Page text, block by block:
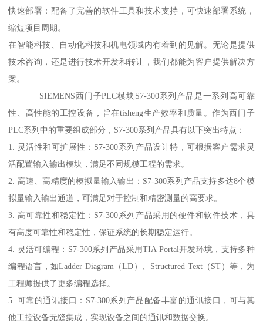
快速部署：配备了完善的软件工具和技术支持，可快速部署系统，
缩短项目周期。
在智能科技、自动化科技和机电领域内有着到的见解。无论是提供
技术咨询，还是进行技术开发和转让，我们都能为客户提供解决方
案。
SIEMENS西门子PLC模块S7-300系列产品是一系列高可靠
性、高性能的工控设备，旨在tisheng生产效率和质量。作为西门子
PLC系列中的重要组成部分，S7-300系列产品具有以下突出特点：
1. 灵活性和可扩展性：S7-300系列产品设计特，可根据客户需求灵
活配置输入输出模块，满足不同规模工程的需求。
2. 高速、高精度的模拟量输入输出：S7-300系列产品支持多达8个模
拟量输入输出通道，可满足对于控制和精密测量的高要求。
3. 高可靠性和稳定性：S7-300系列产品采用的硬件和软件技术，具
有高度可靠性和稳定性，保证系统的长期稳定运行。
4. 灵活可编程：S7-300系列产品采用TIA Portal开发环境，支持多种
编程语言，如Ladder Diagram（LD）、Structured Text（ST）等，为
工程师提供了更多编程选择。
5. 可靠的通讯接口：S7-300系列产品配备丰富的通讯接口，可与其
他工控设备无缝集成，实现设备之间的通讯和数据交换。